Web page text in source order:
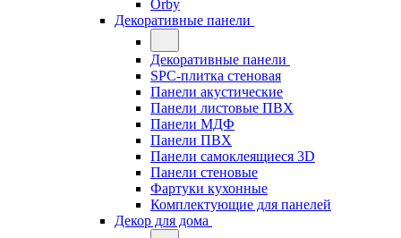
Orby
Декоративные панели
Декоративные панели
SPC-плитка стеновая
Панели акустические
Панели листовые ПВХ
Панели МДФ
Панели ПВХ
Панели самоклеящиеся 3D
Панели стеновые
Фартуки кухонные
Комплектующие для панелей
Декор для дома